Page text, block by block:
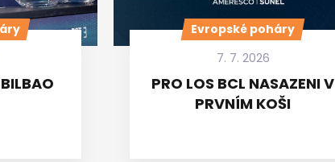
Evropské poháry
7. 7. 2026
PRO LOS BCL NASAZENI V
PRVNÍM KOŠI